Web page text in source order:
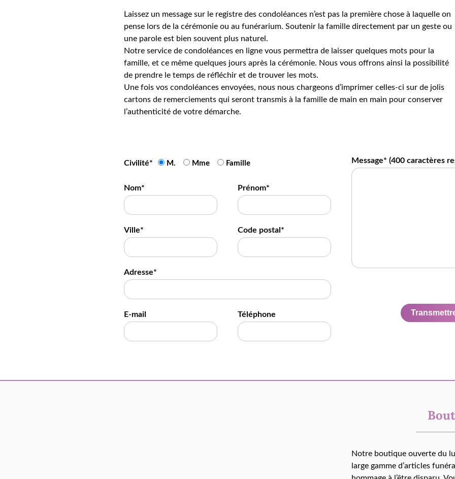
Laissez un message sur le registre des condoléances n’est pas la première chose à laquelle on
pense lors de la cérémonie ou au funérarium. Soutenir la famille directement par un geste ou
une parole est bien souvent plus naturel.
Notre service de condoléances en ligne vous permettra de laisser quelques mots pour la
famille, et ce même quelques jours après la cérémonie. Nous vous offrons ainsi la possibilité
de prendre le temps de réfléchir et de trouver les mots.
Une fois vos condoléances envoyées, nous nous chargeons d’imprimer celles-ci sur de jolis
cartons de remerciements qui seront transmis à la famille de main en main pour conserver
l’authenticité de votre démarche.
Civilité* M. Mme Famille
Nom* Prénom*
Ville* Code postal*
Adresse*
E-mail Téléphone
Message* (400 caractères
Notre boutique ouverte du
large gamme d’articles